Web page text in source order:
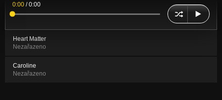
0:00 /0:00
Heart Matter
Nezařazeno
Caroline
Nezařazeno